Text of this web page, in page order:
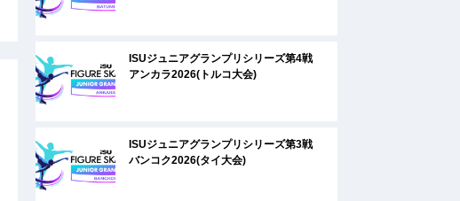
ISUジュニアグランプリシリーズ第4戦
アンカラ2026(トルコ大会)
ISUジュニアグランプリシリーズ第3戦
バンコク2026(タイ大会)